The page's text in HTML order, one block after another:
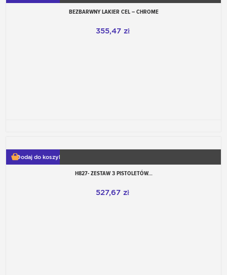
BEZBARWNY LAKIER CEL – CHROME
355,47 zł
Dodaj do koszyka
H827- ZESTAW 3 PISTOLETÓW...
527,67 zł